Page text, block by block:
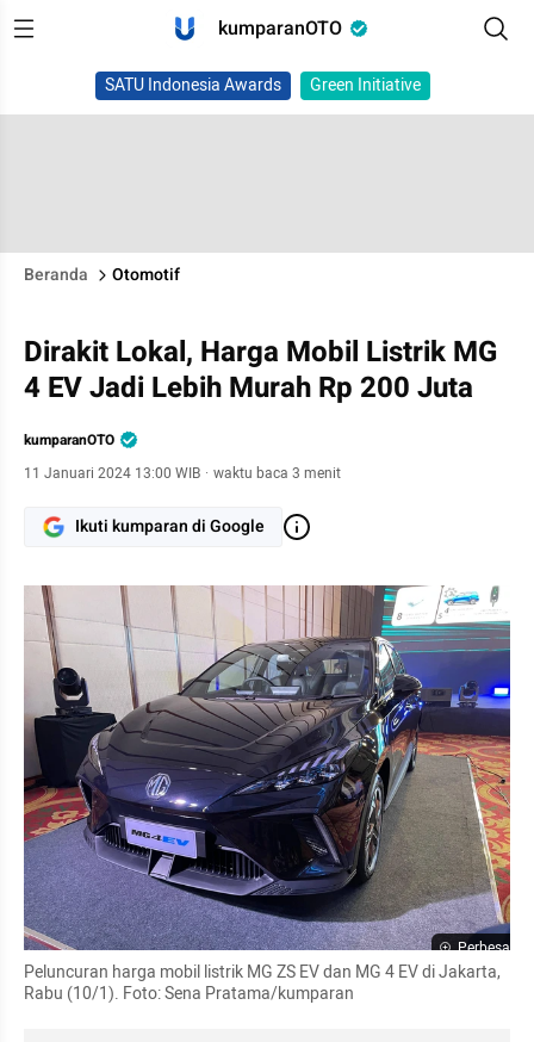
kumparanOTO
SATU Indonesia Awards Green Initiative
Beranda Otomotif
Dirakit Lokal, Harga Mobil Listrik MG
4 EV Jadi Lebih Murah Rp 200 Juta
kumparanOTO
11 Januari 2024 13:00 WIB · waktu baca 3 menit
Ikuti kumparan di Google
Perbesar
Peluncuran harga mobil listrik MG ZS EV dan MG 4 EV di Jakarta,
Rabu (10/1). Foto: Sena Pratama/kumparan